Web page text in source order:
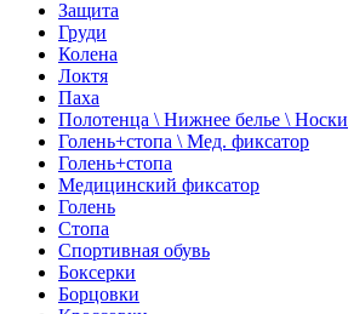
Защита
Груди
Колена
Локтя
Паха
Полотенца \ Нижнее белье \ Носки
Голень+стопа \ Мед. фиксатор
Голень+стопа
Медицинский фиксатор
Голень
Стопа
Спортивная обувь
Боксерки
Борцовки